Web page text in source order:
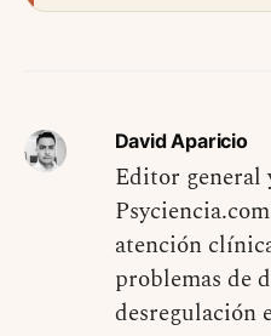
David Aparicio
Editor general
atención
problemas de
desregulación